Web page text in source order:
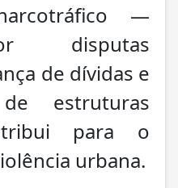
—
disputas
de dívidas e
estruturas
para o
urbana.